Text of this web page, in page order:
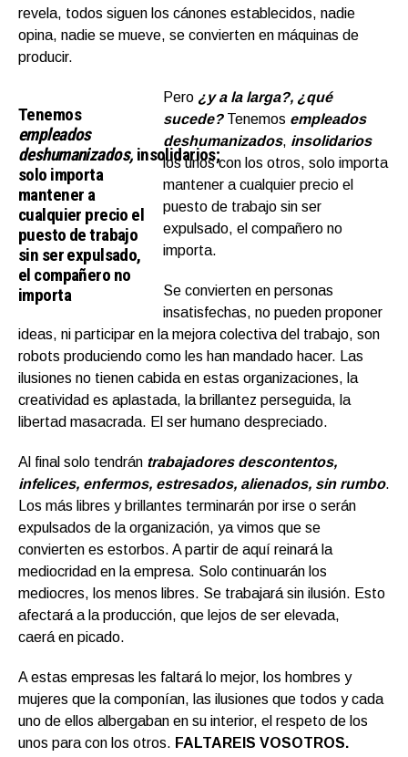
revela, todos siguen los cánones establecidos, nadie
opina, nadie se mueve, se convierten en máquinas de
producir.
Tenemos
empleados
deshumanizados, insolidarios;
solo importa
mantener a
cualquier precio el
puesto de trabajo
sin ser expulsado,
el compañero no
importa
Pero ¿y a la larga?, ¿qué
sucede?Tenemos empleados
deshumanizados, insolidarios
los unos con los otros, solo importa
mantener a cualquier precio el
puesto de trabajo sin ser
expulsado, el compañero no
importa.
Se convierten en personas
insatisfechas, no pueden proponer
ideas, ni participar en la mejora colectiva del trabajo, son
robots produciendo como les han mandado hacer. Las
ilusiones no tienen cabida en estas organizaciones, la
creatividad es aplastada, la brillantez perseguida, la
libertad masacrada. El ser humano despreciado.
Al final solo tendrán trabajadores descontentos,
infelices, enfermos, estresados, alienados, sin rumbo.
Los más libres y brillantes terminarán por irse o serán
expulsados de la organización, ya vimos que se
convierten es estorbos. A partir de aquí reinará la
mediocridad en la empresa. Solo continuarán los
mediocres, los menos libres. Se trabajará sin ilusión. Esto
afectará a la producción, que lejos de ser elevada,
caerá en picado.
A estas empresas les faltará lo mejor, los hombres y
mujeres que la componían, las ilusiones que todos y cada
uno de ellos albergaban en su interior, el respeto de los
unos para con los otros. FALTAREIS VOSOTROS.